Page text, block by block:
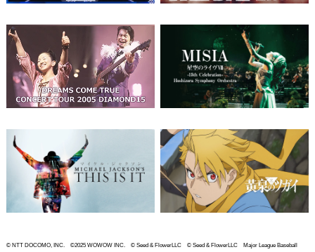
© NTT DOCOMO, INC. ©2025 WOWOW INC. © Seed & FlowerLLC © Seed & FlowerLLC Major League Baseball